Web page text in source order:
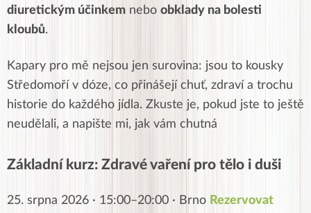
diuretickým účinkem nebo obklady na bolesti
kloubů.
Kapary pro mě nejsou jen surovina: jsou to kousky
Středomoří v dóze, co přinášejí chuť, zdraví a trochu
historie do každého jídla. Zkuste je, pokud jste to ještě
neudělali, a napište mi, jak vám chutná
Základní kurz: Zdravé vaření pro tělo i duši
25. srpna 2026 · 15:00–20:00 · Brno Rezervovat